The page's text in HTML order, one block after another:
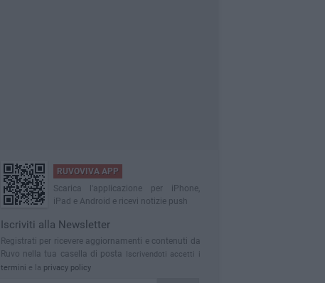
RUVOVIVA APP
Scarica l'applicazione per iPhone,
iPad e Android e ricevi notizie push
Iscriviti alla Newsletter
Registrati per ricevere aggiornamenti e contenuti da
Ruvo nella tua casella di posta Iscrivendoti accetti i
termini e la privacy policy